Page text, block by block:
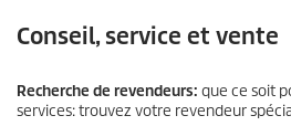
Conseil, service et vente
Recherche de revendeurs: que ce soit
services: trouvez votre revendeur